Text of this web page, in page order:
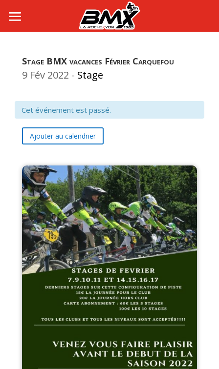
Stage BMX vacances Février Carquefou
9 Fév 2022 - Stage
Cet événement est passé.
Ajouter au calendrier